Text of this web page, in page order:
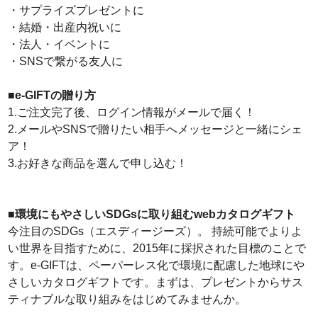
・サプライズプレゼントに
・結婚・出産内祝いに
・法人・イベントに
・SNSで繋がる友人に
■e-GIFTの贈り方
1.ご注文完了後、ログイン情報がメールで届く！
2.メールやSNSで贈りたい相手へメッセージと一緒にシェ
ア！
3.お好きな商品を選んで申し込む！
■環境にもやさしいSDGsに取り組むwebカタログギフト
今注目のSDGs（エスディージーズ）。 持続可能でよりよ
い世界を目指すために、2015年に採択された目標のことで
す。e-GIFTは、ペーパーレス化で環境に配慮した地球にや
さしいカタログギフトです。まずは、プレゼントからサス
ティナブルな取り組みをはじめてみませんか。